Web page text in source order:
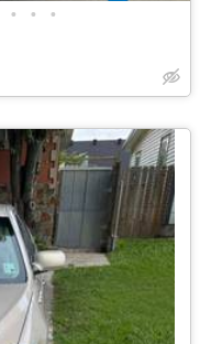
• • •